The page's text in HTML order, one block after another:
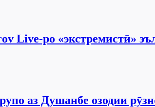
Live-ро «экстремистӣ»
аз Душанбе озодии